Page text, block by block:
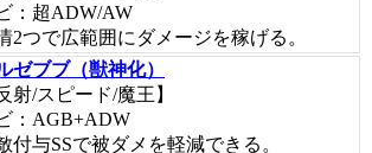
：超ADW/AW
2つで広範囲にダメージを稼げる。
ゼブブ（獣神化）
射/スピード/魔王】
：AGB+ADW
付与SSで被ダメを軽減できる。